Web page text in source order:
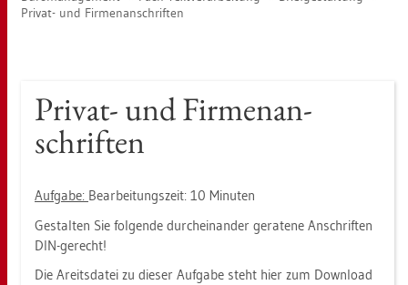
Pri­vat- und Fir­men­an­schrif­ten
Pri­vat- und Fir­men­an­
schrif­ten
Auf­ga­be: Be­ar­bei­tungs­zeit: 10 Mi­nu­ten
Ge­stal­ten Sie fol­gen­de durch­ein­an­der ge­ra­te­ne An­schrif­ten
DIN-ge­recht!
Die Areits­da­tei zu die­ser Auf­ga­be steht hier zum Down­load